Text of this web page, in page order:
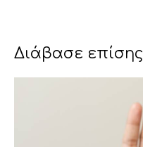
Διάβασε επίσης